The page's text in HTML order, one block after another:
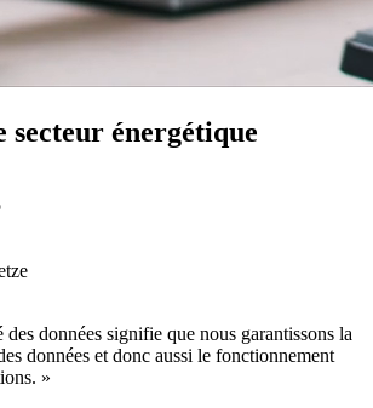
secteur énergétique
données signifie que nous garantissons la
données et donc aussi le fonctionnement
»